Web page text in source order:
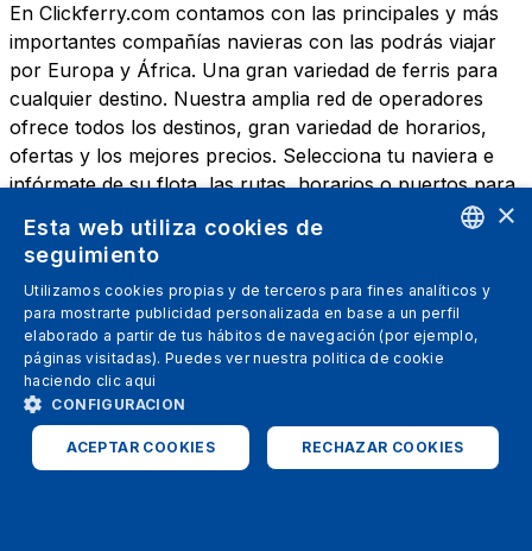
En Clickferry.com contamos con las principales y más
importantes compañías navieras con las podrás viajar
por Europa y África. Una gran variedad de ferris para
cualquier destino. Nuestra amplia red de operadores
ofrece todos los destinos, gran variedad de horarios,
ofertas y los mejores precios. Selecciona tu naviera e
infórmate de su flota, las rutas, horarios o puertos para
escoger la que más se ajuste a tus necesidades.
SPANISH
ITALIAN
ENGLISH
×
Esta web utiliza cookies de
seguimiento
Utilizamos cookies propias y de terceros para fines analíticos y
para mostrarte publicidad personalizada en base a un perfil
elaborado a partir de tus hábitos de navegación (por ejemplo,
páginas visitadas). Puedes ver nuestra politica de cookie
haciendo clic aqui
CONFIGURACION
ACEPTAR COOKIES RECHAZAR COOKIES